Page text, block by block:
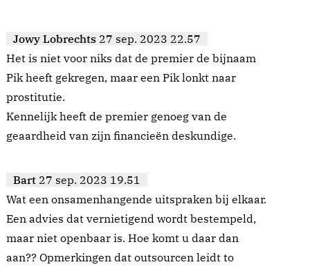
Jowy Lobrechts 27 sep. 2023 22.57
Het is niet voor niks dat de premier de bijnaam
Pik heeft gekregen, maar een Pik lonkt naar
prostitutie.
Kennelijk heeft de premier genoeg van de
geaardheid van zijn financieën deskundige.
Bart 27 sep. 2023 19.51
Wat een onsamenhangende uitspraken bij elkaar.
Een advies dat vernietigend wordt bestempeld,
maar niet openbaar is. Hoe komt u daar dan
aan?? Opmerkingen dat outsourcen leidt to